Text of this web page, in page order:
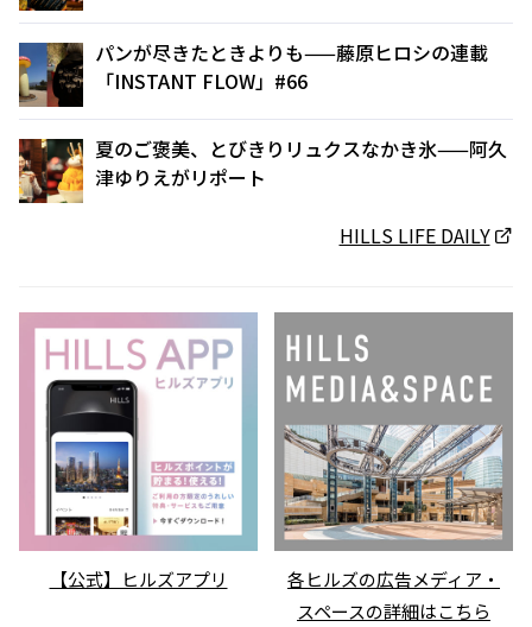
パンが尽きたときよりも——藤原ヒロシの連載
「INSTANT FLOW」#66
夏のご褒美、とびきりリュクスなかき氷——阿久
津ゆりえがリポート
HILLS LIFE DAILY
【公式】ヒルズアプリ
各ヒルズの広告メディア・
スペースの詳細はこちら